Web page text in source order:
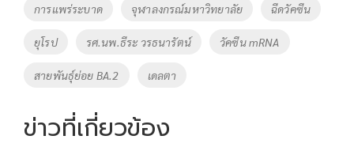
k
การแพร่ระบาด จุฬาลงกรณ์มหาวิทยาลัย ฉีดวัคซีน
ยุโรป รศ.นพ.ธีระ วรธนารัตน์ วัคซีน mRNA
สายพันธุ์ย่อย BA.2 เดลตา
ข่าวที่เกี่ยวข้อง